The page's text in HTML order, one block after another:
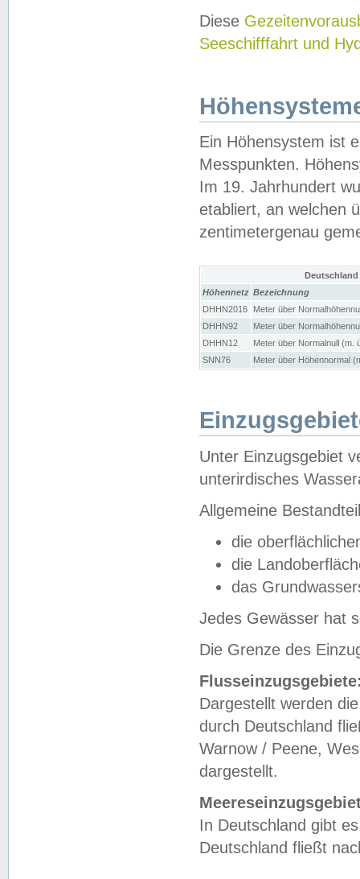
Diese
Seeschifffahrt und
Ein Höhensystem ist
Messpunkten.
Im 19. Jahrhundert
etabliert, an welchen
zentimetergenau
Höhennetz Bezeichnung
DHHN2016
Meter über
DHHN92
Meter über
DHHN12
Meter über Normalnull (m.
SNN76
Meter über Höhennormal
Unter Einzugsgebiet
unterirdisches
Allgemeine
die
die
das
Jedes Gewässer hat
Die Grenze des
Dargestellt werden
durch Deutschland
Warnow / Peene,
dargestellt.
In Deutschland gibt
Deutschland fließt